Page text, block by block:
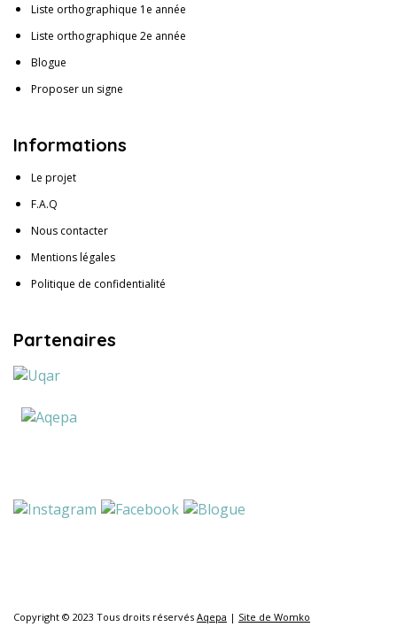
Liste orthographique 1e année
Liste orthographique 2e année
Blogue
Proposer un signe
Informations
Le projet
F.A.Q
Nous contacter
Mentions légales
Politique de confidentialité
Partenaires
Copyright © 2023 Tous droits réservés Aqepa | Site de Womko